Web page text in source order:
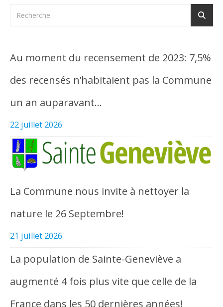
Au moment du recensement de 2023: 7,5%
des recensés n’habitaient pas la Commune
un an auparavant…
22 juillet 2026
La Commune nous invite à nettoyer la
nature le 26 Septembre!
21 juillet 2026
La population de Sainte-Geneviève a
augmenté 4 fois plus vite que celle de la
France dans les 50 dernières années!